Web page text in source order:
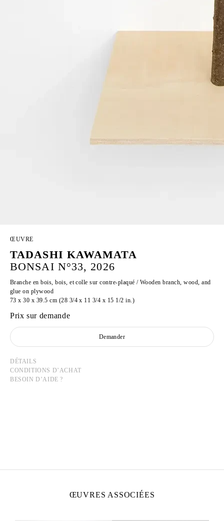
ŒUVRE
TADASHI KAWAMATA
BONSAI N°33, 2026
Branche en bois, bois, et colle sur contre-plaqué / Wooden branch, wood, and
glue on plywood
73 x 30 x 39.5 cm (28 3/4 x 11 3/4 x 15 1/2 in.)
Prix sur demande
Demander
DÉTAILS
CONDITIONS D’ACHAT
BESOIN D’AIDE ?
ŒUVRES ASSOCIÉES